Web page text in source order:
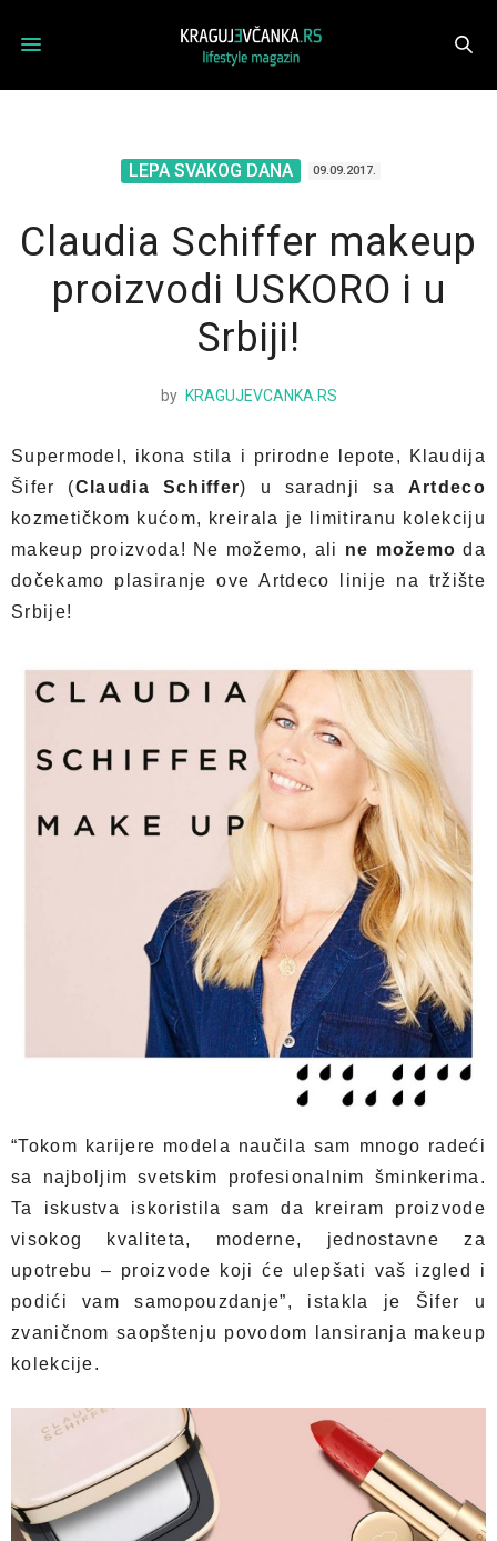
LEPA SVAKOG DANA 09.09.2017.
Claudia Schiffer makeup
proizvodi USKORO i u
Srbiji!
by KRAGUJEVCANKA.RS
Supermodel, ikona stila i prirodne lepote, Klaudija
Šifer (Claudia Schiffer) u saradnji sa Artdeco
kozmetičkom kućom, kreirala je limitiranu kolekciju
makeup proizvoda! Ne možemo, ali ne možemo da
dočekamo plasiranje ove Artdeco linije na tržište
Srbije!
“Tokom karijere modela naučila sam mnogo radeći
sa najboljim svetskim profesionalnim šminkerima.
Ta iskustva iskoristila sam da kreiram proizvode
visokog kvaliteta, moderne, jednostavne za
upotrebu – proizvode koji će ulepšati vaš izgled i
podići vam samopouzdanje”, istakla je Šifer u
zvaničnom saopštenju povodom lansiranja makeup
kolekcije.